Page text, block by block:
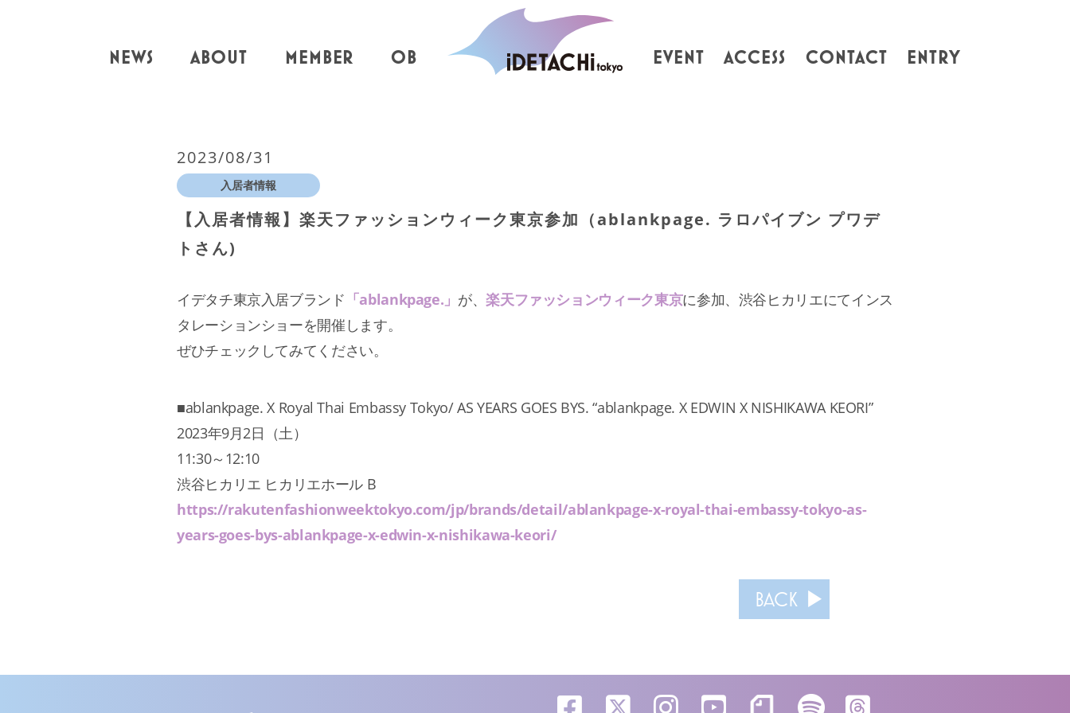
NEWS ABOUT MEMBER OB EVENT ACCESS CONTACT ENTRY
2023/08/31
入居者情報
【入居者情報】楽天ファッションウィーク東京参加（ablankpage. ラロパイブン プワデ
トさん)
イデタチ東京入居ブランド 「ablankpage.」 が、楽天ファッションウィーク東京に参加、渋谷ヒカリエにてインス
タレーションショーを開催します。
ぜひチェックしてみてください。
■ablankpage. X Royal Thai Embassy Tokyo/ AS YEARS GOES BYS. “ablankpage. X EDWIN X NISHIKAWA KEORI”
2023年9月2日（土）
11:30～12:10
渋谷ヒカリエ ヒカリエホール B
https://rakutenfashionweektokyo.com/jp/brands/detail/ablankpage-x-royal-thai-embassy-tokyo-as-
years-goes-bys-ablankpage-x-edwin-x-nishikawa-keori/
BACK